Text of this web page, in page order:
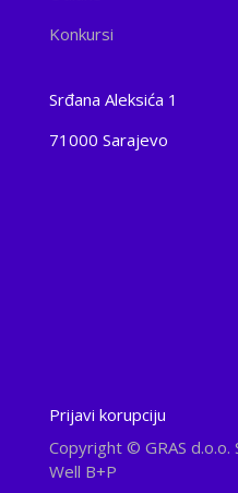
Konkursi
Srđana Aleksića 1
71000 Sarajevo
Prijavi korupciju
Copyright © GRAS d.o.o.
Well B+P